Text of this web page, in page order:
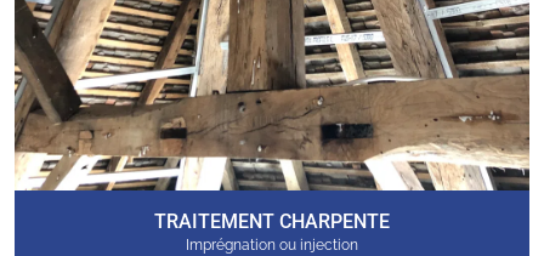
TRAITEMENT CHARPENTE
Imprégnation ou injection